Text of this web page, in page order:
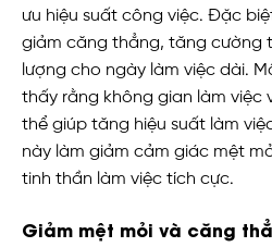
ưu hiệu suất công việc. Đặc
giảm căng thẳng, tăng cường
lượng cho ngày làm việc dài.
thấy rằng không gian làm việc
thể giúp tăng hiệu suất làm
này làm giảm cảm giác mệt
tinh thần làm việc tích cực.
Giảm mệt mỏi và căng